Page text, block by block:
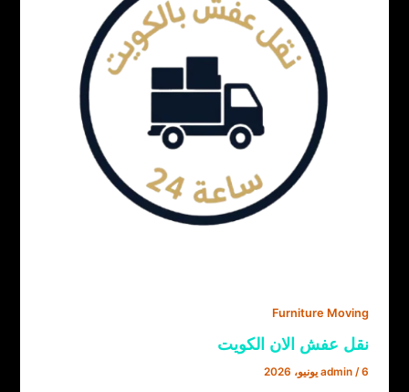
Furniture Moving
نقل عفش الان الكويت
admin /6 يونيو، 2026